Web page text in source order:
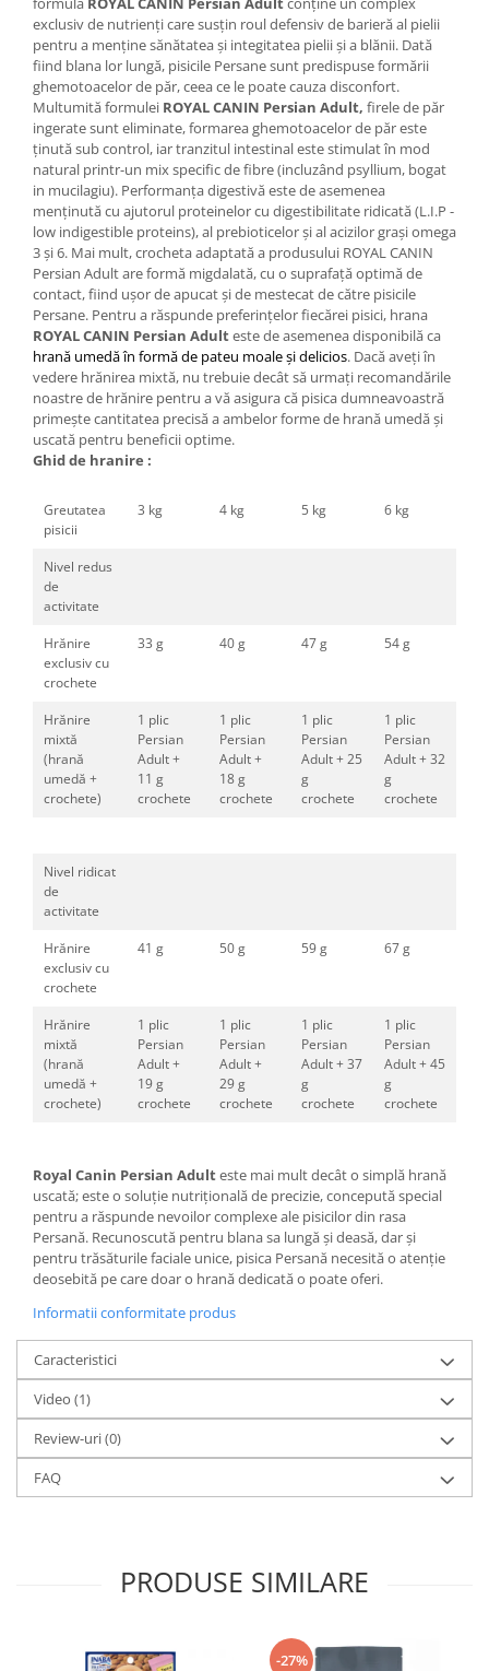
exclusiv de nutrienți care susțin roul defensiv de barieră al pielii
pentru a menține sănătatea și integitatea pielii și a blănii. Dată
fiind blana lor lungă, pisicile Persane sunt predispuse formării
ghemotoacelor de păr, ceea ce le poate cauza disconfort.
Multumită formulei ROYAL CANIN Persian Adult, firele de păr
ingerate sunt eliminate, formarea ghemotoacelor de păr este
ținută sub control, iar tranzitul intestinal este stimulat în mod
natural printr-un mix specific de fibre (incluzând psyllium, bogat
in mucilagiu). Performanța digestivă este de asemenea
menținută cu ajutorul proteinelor cu digestibilitate ridicată (L.I.P -
low indigestible proteins), al prebioticelor și al acizilor grași omega
3 și 6. Mai mult, crocheta adaptată a produsului ROYAL CANIN
Persian Adult are formă migdalată, cu o suprafață optimă de
contact, fiind ușor de apucat și de mestecat de către pisicile
Persane. Pentru a răspunde preferințelor fiecărei pisici, hrana
ROYAL CANIN Persian Adulteste de asemenea disponibilă ca
hrană umedă în formă de pateu moale și delicios. Dacă aveți în
vedere hrănirea mixtă, nu trebuie decât să urmați recomandările
noastre de hrănire pentru a vă asigura că pisica dumneavoastră
primește cantitatea precisă a ambelor forme de hrană umedă și
uscată pentru beneficii optime.
Ghid de hranire :
Greutatea
pisicii
3 kg 4 kg 5 kg 6 kg
Nivel redus
de
activitate
Hrănire
exclusiv cu
crochete
33 g 40 g 47 g 54 g
Hrănire
mixtă
(hrană
umedă +
crochete)
1 plic
Persian
Adult +
11 g
crochete
1 plic
Persian
Adult +
18 g
crochete
1 plic
Persian
Adult + 25
g
crochete
1 plic
Persian
Adult + 32
g
crochete
Nivel ridicat
de
activitate
Hrănire
exclusiv cu
crochete
41 g 50 g 59 g 67 g
Hrănire
mixtă
(hrană
umedă +
crochete)
1 plic
Persian
Adult +
19 g
crochete
1 plic
Persian
Adult +
29 g
crochete
1 plic
Persian
Adult + 37
g
crochete
1 plic
Persian
Adult + 45
g
crochete
Royal Canin Persian Adulteste mai mult decât o simplă hrană
uscată; este o soluție nutrițională de precizie, concepută special
pentru a răspunde nevoilor complexe ale pisicilor din rasa
Persană. Recunoscută pentru blana sa lungă și deasă, dar și
pentru trăsăturile faciale unice, pisica Persană necesită o atenție
deosebită pe care doar o hrană dedicată o poate oferi.
Informatii conformitate produs
Caracteristici
Video (1)
Review-uri(0)
FAQ
PRODUSE SIMILARE
-27%